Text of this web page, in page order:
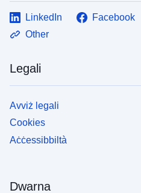
LinkedIn Facebook
Other
Legali
Avviż legali
Cookies
Aċċessibbiltà
Dwarna